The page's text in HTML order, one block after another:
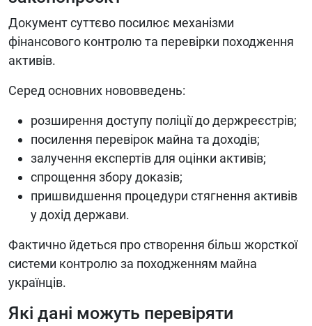
Документ суттєво посилює механізми
фінансового контролю та перевірки походження
активів.
Серед основних нововведень:
розширення доступу поліції до держреєстрів;
посилення перевірок майна та доходів;
залучення експертів для оцінки активів;
спрощення збору доказів;
пришвидшення процедури стягнення активів
у дохід держави.
Фактично йдеться про створення більш жорсткої
системи контролю за походженням майна
українців.
Які дані можуть перевіряти